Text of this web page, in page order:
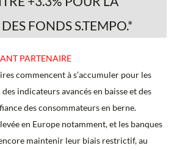
FONDS S.TEMPO.*
PARTENAIRE
commencent à s’accumuler pour les
indicateurs avancés en baisse et des
des consommateurs en berne.
en Europe notamment, et les banques
maintenir leur biais restrictif, au